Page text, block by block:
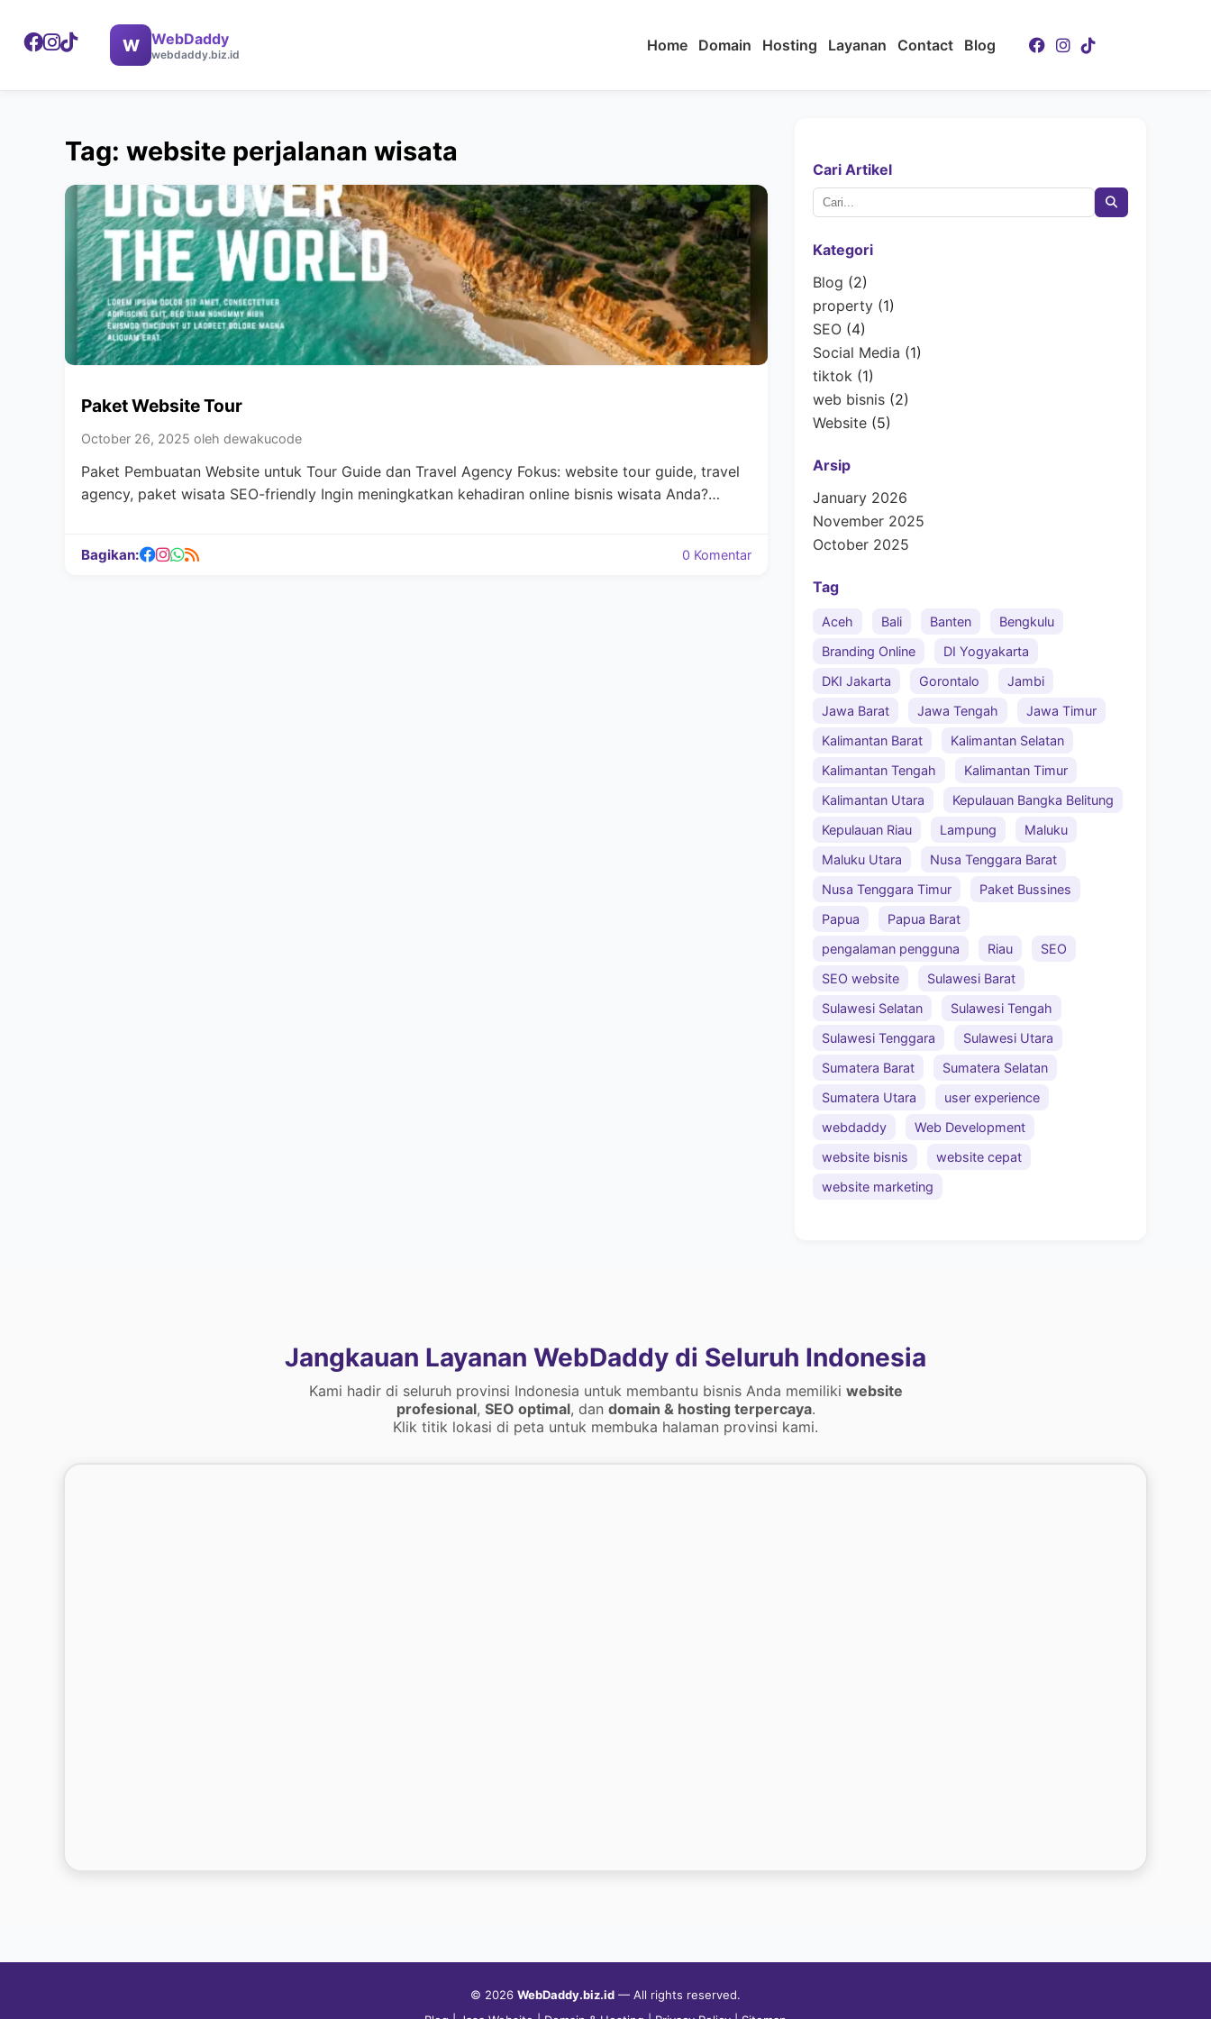
W WebDaddy
webdaddy.biz.id Home Domain Hosting Layanan Contact Blog
Tag: website perjalanan wisata
Paket Website Tour
October 26, 2025 oleh dewakucode
Paket Pembuatan Website untuk Tour Guide dan Travel Agency Fokus: website tour guide, travel
agency, paket wisata SEO-friendly Ingin meningkatkan kehadiran online bisnis wisata Anda?…
Bagikan: 0 Komentar
Cari Artikel
Kategori
Blog (2)
property (1)
SEO (4)
Social Media (1)
tiktok (1)
web bisnis (2)
Website (5)
Arsip
January 2026
November 2025
October 2025
Tag
Aceh Bali Banten
Bengkulu
Branding Online
DI Yogyakarta
DKI Jakarta
Gorontalo
Jambi
Jawa Barat
Jawa Tengah
Jawa Timur
Kalimantan Barat
Kalimantan Selatan
Kalimantan Tengah
Kalimantan Timur
Kalimantan Utara
Kepulauan Bangka Belitung
Kepulauan Riau
Lampung
Maluku
Maluku Utara
Nusa Tenggara Barat
Nusa Tenggara Timur
Paket Bussines
Papua
Papua Barat
pengalaman pengguna
Riau
SEO
SEO website
Sulawesi Barat
Sulawesi Selatan
Sulawesi Tengah
Sulawesi Tenggara
Sulawesi Utara
Sumatera Barat
Sumatera Selatan
Sumatera Utara
user experience
webdaddy
Web Development
website bisnis
website cepat
website marketing
Jangkauan Layanan WebDaddy di Seluruh Indonesia
Kami hadir di seluruh provinsi Indonesia untuk membantu bisnis Anda memiliki website
profesional, SEO optimal, dan domain & hosting terpercaya.
Klik titik lokasi di peta untuk membuka halaman provinsi kami.
© 2026 WebDaddy.biz.id — All rights reserved.